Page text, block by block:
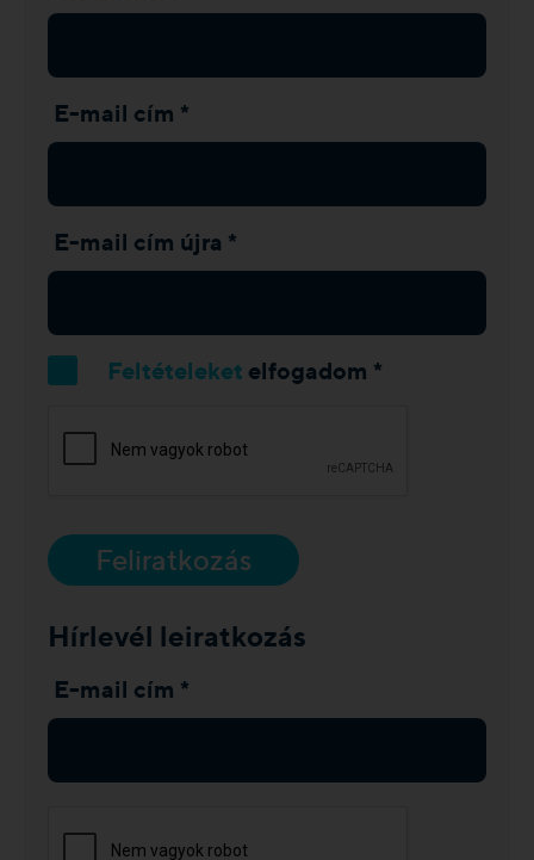
E-mail cím *
E-mail cím újra *
Feltételeket elfogadom *
Feliratkozás
Hírlevél leiratkozás
E-mail cím *